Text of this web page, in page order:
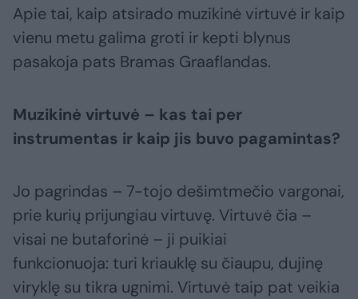
Apie tai, kaip atsirado muzikinė virtuvė ir kaip
vienu metu galima groti ir kepti blynus
pasakoja pats Bramas Graaflandas.
Muzikinė virtuvė – kas tai per
instrumentas ir kaip jis buvo pagamintas?
Jo pagrindas – 7-tojo dešimtmečio vargonai,
prie kurių prijungiau virtuvę. Virtuvė čia –
visai ne butaforinė – ji puikiai
funkcionuoja: turi kriauklę su čiaupu, dujinę
viryklę su tikra ugnimi. Virtuvė taip pat veikia